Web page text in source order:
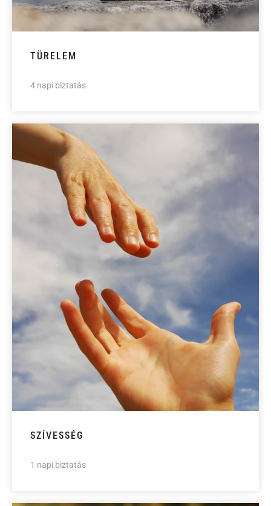
TÜRELEM
4 napi biztatás
SZÍVESSÉG
1 napi biztatás